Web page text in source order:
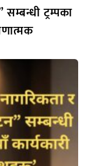
ट्रम्पका